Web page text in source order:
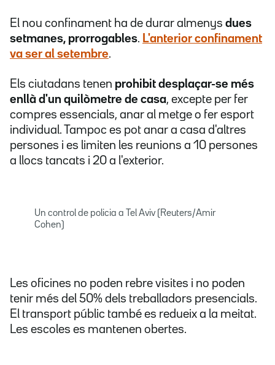
El nou confinament ha de durar almenys dues
setmanes, prorrogables. L'anterior confinament
va ser al setembre.
Els ciutadans tenen prohibit desplaçar-se més
enllà d'un quilòmetre de casa, excepte per fer
compres essencials, anar al metge o fer esport
individual. Tampoc es pot anar a casa d'altres
persones i es limiten les reunions a 10 persones
a llocs tancats i 20 a l'exterior.
Un control de policia a Tel Aviv (Reuters/Amir
Cohen)
Les oficines no poden rebre visites i no poden
tenir més del 50% dels treballadors presencials.
El transport públic també es redueix a la meitat.
Les escoles es mantenen obertes.